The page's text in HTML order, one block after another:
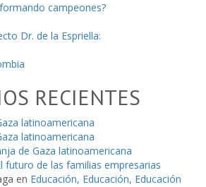
campeones?
Dr. de la Espriella:
RECIENTES
latinoamericana
latinoamericana
de Gaza latinoamericana
futuro de las familias empresarias
en Educación, Educación, Educación